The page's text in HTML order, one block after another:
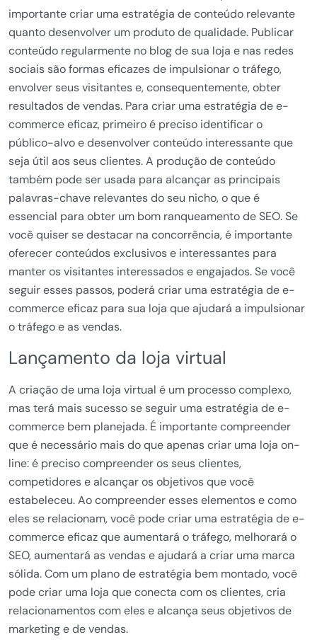
importante criar uma estratégia de conteúdo relevante
quanto desenvolver um produto de qualidade. Publicar
conteúdo regularmente no blog de sua loja e nas redes
sociais são formas eficazes de impulsionar o tráfego,
envolver seus visitantes e, consequentemente, obter
resultados de vendas. Para criar uma estratégia de e-
commerce eficaz, primeiro é preciso identificar o
público-alvo e desenvolver conteúdo interessante que
seja útil aos seus clientes. A produção de conteúdo
também pode ser usada para alcançar as principais
palavras-chave relevantes do seu nicho, o que é
essencial para obter um bom ranqueamento de SEO. Se
você quiser se destacar na concorrência, é importante
oferecer conteúdos exclusivos e interessantes para
manter os visitantes interessados e engajados. Se você
seguir esses passos, poderá criar uma estratégia de e-
commerce eficaz para sua loja que ajudará a impulsionar
o tráfego e as vendas.
Lançamento da loja virtual
A criação de uma loja virtual é um processo complexo,
mas terá mais sucesso se seguir uma estratégia de e-
commerce bem planejada. É importante compreender
que é necessário mais do que apenas criar uma loja on-
line: é preciso compreender os seus clientes,
competidores e alcançar os objetivos que você
estabeleceu. Ao compreender esses elementos e como
eles se relacionam, você pode criar uma estratégia de e-
commerce eficaz que aumentará o tráfego, melhorará o
SEO, aumentará as vendas e ajudará a criar uma marca
sólida. Com um plano de estratégia bem montado, você
pode criar uma loja que conecta com os clientes, cria
relacionamentos com eles e alcança seus objetivos de
marketing e de vendas.